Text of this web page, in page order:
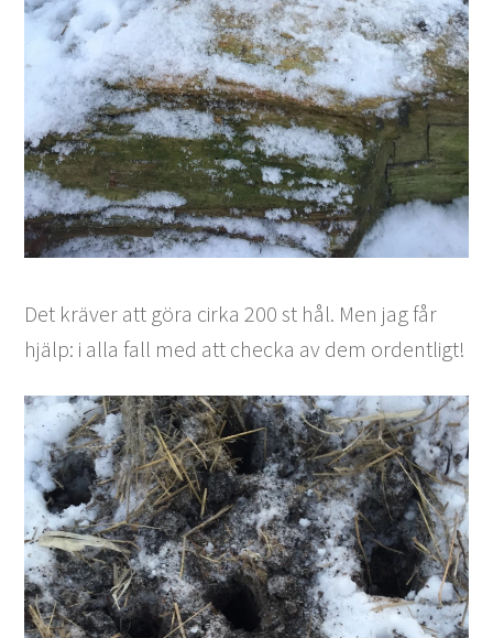
Det kräver att göra cirka 200 st hål. Men jag får
hjälp: i alla fall med att checka av dem ordentligt!